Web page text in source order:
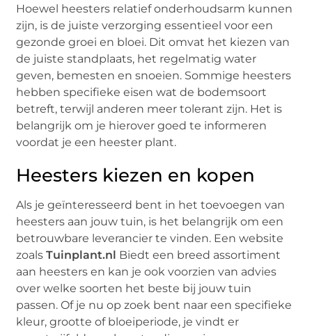
Hoewel heesters relatief onderhoudsarm kunnen
zijn, is de juiste verzorging essentieel voor een
gezonde groei en bloei. Dit omvat het kiezen van
de juiste standplaats, het regelmatig water
geven, bemesten en snoeien. Sommige heesters
hebben specifieke eisen wat de bodemsoort
betreft, terwijl anderen meer tolerant zijn. Het is
belangrijk om je hierover goed te informeren
voordat je een heester plant.
Heesters kiezen en kopen
Als je geïnteresseerd bent in het toevoegen van
heesters aan jouw tuin, is het belangrijk om een
betrouwbare leverancier te vinden. Een website
zoalsTuinplant.nl Biedt een breed assortiment
aan heesters en kan je ook voorzien van advies
over welke soorten het beste bij jouw tuin
passen. Of je nu op zoek bent naar een specifieke
kleur, grootte of bloeiperiode, je vindt er